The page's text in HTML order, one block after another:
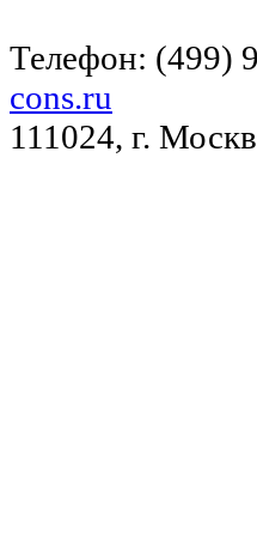
Телефон: (499)
cons.ru
111024, г.